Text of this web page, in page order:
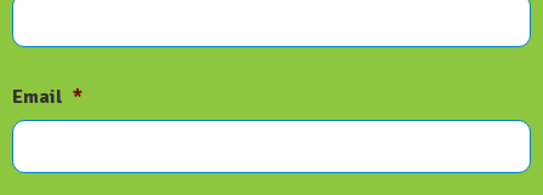
Email *